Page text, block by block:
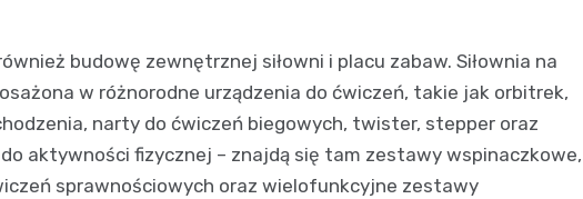
budowę zewnętrznej siłowni i placu zabaw. Siłownia na
w różnorodne urządzenia do ćwiczeń, takie jak orbitrek,
narty do ćwiczeń biegowych, twister, stepper oraz
aktywności fizycznej – znajdą się tam zestawy wspinaczkowe,
sprawnościowych oraz wielofunkcyjne zestawy